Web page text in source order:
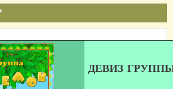
ДЕВИЗ